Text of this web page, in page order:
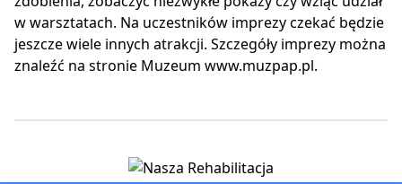
w warsztatach. Na uczestników imprezy czekać będzie
jeszcze wiele innych atrakcji. Szczegóły imprezy można
znaleźć na stronie Muzeum www.muzpap.pl.